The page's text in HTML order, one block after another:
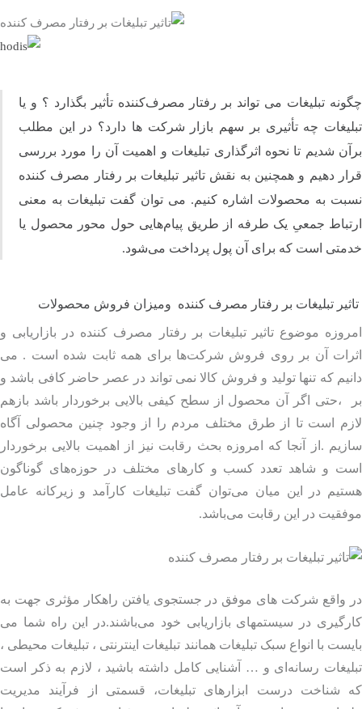
تبلیغات می تواند بر رفتار مصرف‌کننده تأثیر بگذارد ؟ و یا
چه تأثیری بر سهم بازار شرکت ها دارد؟ در این مطلب
شدیم تا نحوه اثرگذاری تبلیغات و اهمیت آن را مورد بررسی
دهیم و همچنین به نقش تاثیر تبلیغات بر رفتار مصرف کننده
به محصولات اشاره ‌کنیم. می توان گفت تبلیغات به معنی
جمعیِ یک‌ طرفه از طریق پیام‌هایی حول محور محصول یا
است که برای آن پول پرداخت می‌شود.
تبلیغات بر رفتار مصرف کننده ومیزان فروش محصولات
موضوع تاثیر تبلیغات بر رفتار مصرف کننده در بازاریابی و
آن بر روی فروش شرکت‌ها برای همه ثابت شده است . می
که تنها تولید و فروش کالا نمی تواند در عصر حاضر کافی باشد و
،حتی اگر آن محصول از سطح کیفی بالایی برخوردار باشد بازهم
است تا از طرق مختلف مردم را از وجود چنین محصولی آگاه
.از آنجا که امروزه بحث رقابت نیز از اهمیت بالایی برخوردار
و شاهد تعدد کسب و کارهای مختلف در حوزه‌های گوناگون
در این میان می‌توان گفت تبلیغات کارآمد و زیرکانه عامل
در این رقابت می‌باشد.
واقع شرکت های موفق در جستجوی یافتن راهکار مؤثری جهت به
در سيستمهای بازاريابی خود می‌باشند.در این راه شما می
با انواع سبک تبلیغات همانند تبلیغات اینترنتی ، تبلیغات محیطی ،
رسانه‌ای و … آشنایی کامل داشته باشید ، لازم به ذکر است
شناخت درست ابزارهای تبلیغات، قسمتی از فرآیند مدیریت